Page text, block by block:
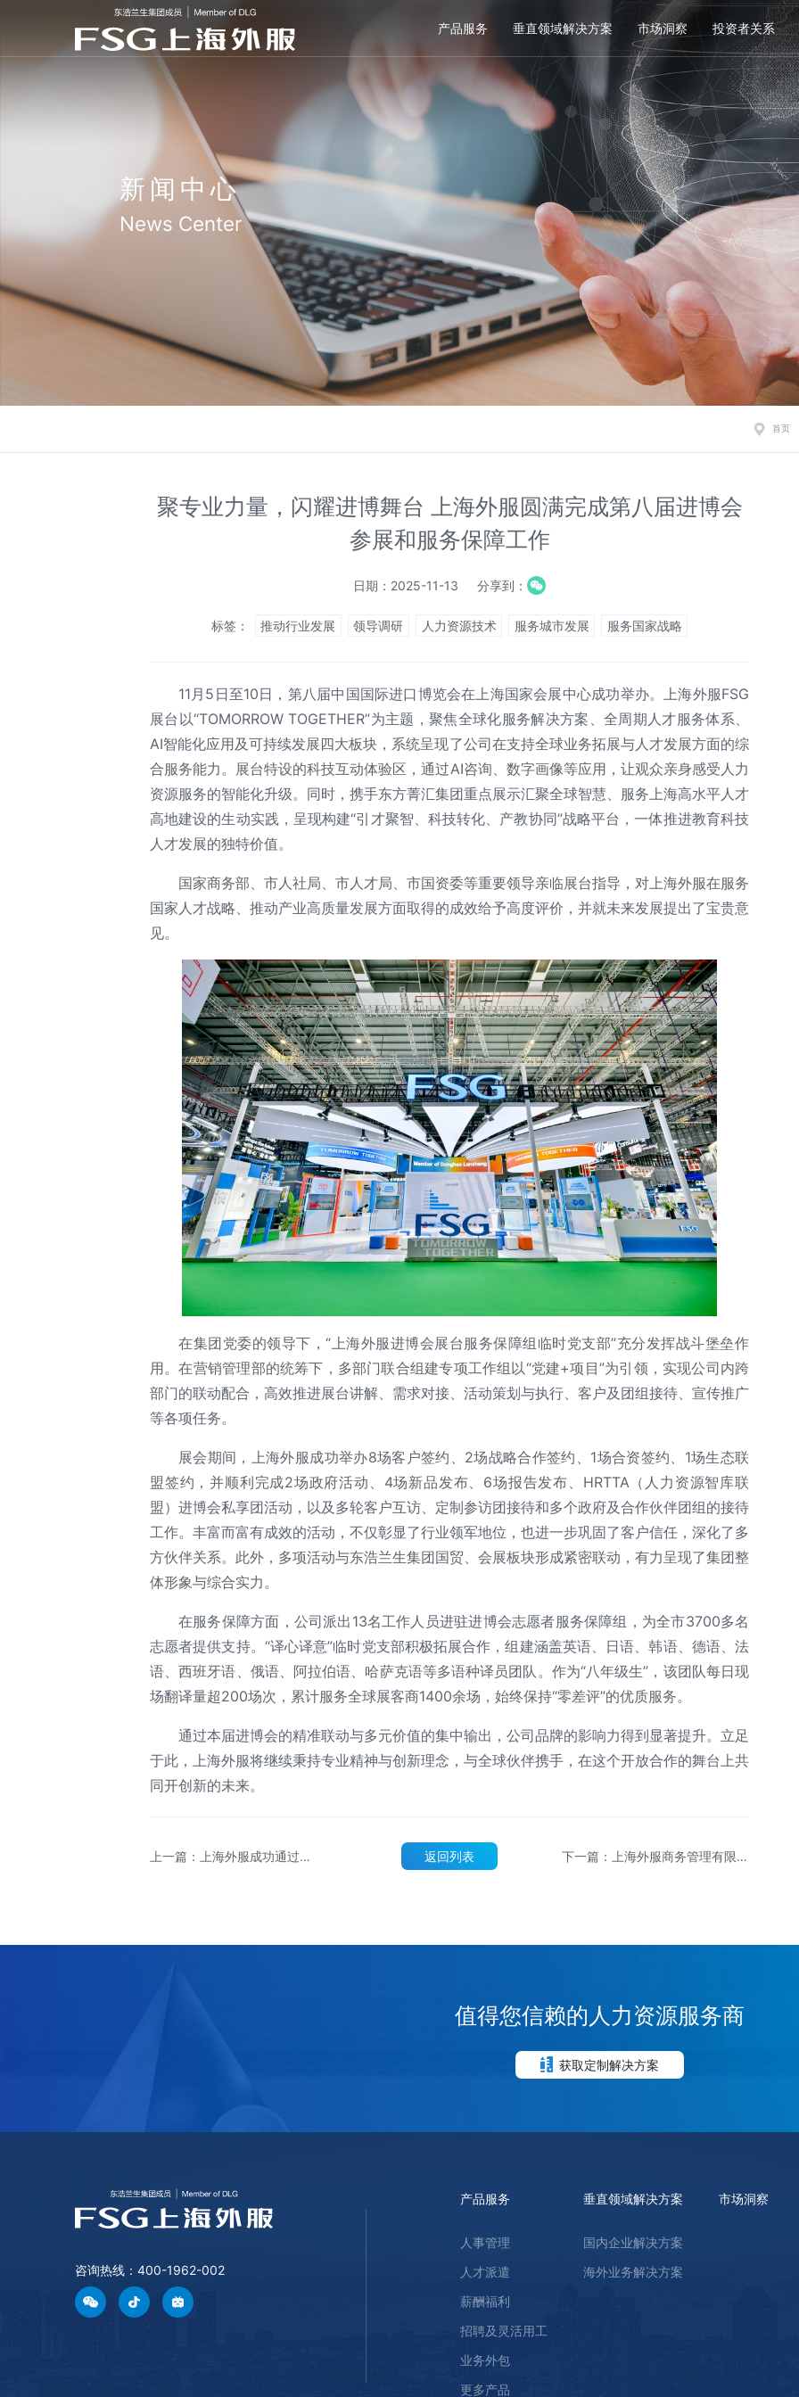
产品服务 垂直领域解决方案 市场洞察 投资者关系
新闻中心
News Center
首页
聚专业力量，闪耀进博舞台 上海外服圆满完成第八届进博会
参展和服务保障工作
日期：2025-11-13 分享到：
标签： 推动行业发展 领导调研 人力资源技术 服务城市发展 服务国家战略
11月5日至10日，第八届中国国际进口博览会在上海国家会展中心成功举办。上海外服FSG
展台以“TOMORROW TOGETHER”为主题，聚焦全球化服务解决方案、全周期人才服务体系、
AI智能化应用及可持续发展四大板块，系统呈现了公司在支持全球业务拓展与人才发展方面的综
合服务能力。展台特设的科技互动体验区，通过AI咨询、数字画像等应用，让观众亲身感受人力
资源服务的智能化升级。同时，携手东方菁汇集团重点展示汇聚全球智慧、服务上海高水平人才
高地建设的生动实践，呈现构建“引才聚智、科技转化、产教协同”战略平台，一体推进教育科技
人才发展的独特价值。
国家商务部、市人社局、市人才局、市国资委等重要领导亲临展台指导，对上海外服在服务
国家人才战略、推动产业高质量发展方面取得的成效给予高度评价，并就未来发展提出了宝贵意
见。
在集团党委的领导下，“上海外服进博会展台服务保障组临时党支部”充分发挥战斗堡垒作
用。在营销管理部的统筹下，多部门联合组建专项工作组以“党建+项目”为引领，实现公司内跨
部门的联动配合，高效推进展台讲解、需求对接、活动策划与执行、客户及团组接待、宣传推广
等各项任务。
展会期间，上海外服成功举办8场客户签约、2场战略合作签约、1场合资签约、1场生态联
盟签约，并顺利完成2场政府活动、4场新品发布、6场报告发布、HRTTA（人力资源智库联
盟）进博会私享团活动，以及多轮客户互访、定制参访团接待和多个政府及合作伙伴团组的接待
工作。丰富而富有成效的活动，不仅彰显了行业领军地位，也进一步巩固了客户信任，深化了多
方伙伴关系。此外，多项活动与东浩兰生集团国贸、会展板块形成紧密联动，有力呈现了集团整
体形象与综合实力。
在服务保障方面，公司派出13名工作人员进驻进博会志愿者服务保障组，为全市3700多名
志愿者提供支持。“译心译意”临时党支部积极拓展合作，组建涵盖英语、日语、韩语、德语、法
语、西班牙语、俄语、阿拉伯语、哈萨克语等多语种译员团队。作为“八年级生”，该团队每日现
场翻译量超200场次，累计服务全球展客商1400余场，始终保持“零差评”的优质服务。
通过本届进博会的精准联动与多元价值的集中输出，公司品牌的影响力得到显著提升。立足
于此，上海外服将继续秉持专业精神与创新理念，与全球伙伴携手，在这个开放合作的舞台上共
同开创新的未来。
上一篇：上海外服成功通过
返回列表
下一篇：上海外服商务管理有限公
值得您信赖的人力资源服务商
获取定制解决方案
咨询热线：400-1962-002
产品服务
人事管理
人才派遣
薪酬福利
招聘及灵活用工
业务外包
更多产品
垂直领域解决方案
国内企业解决方案
海外业务解决方案
市场洞察